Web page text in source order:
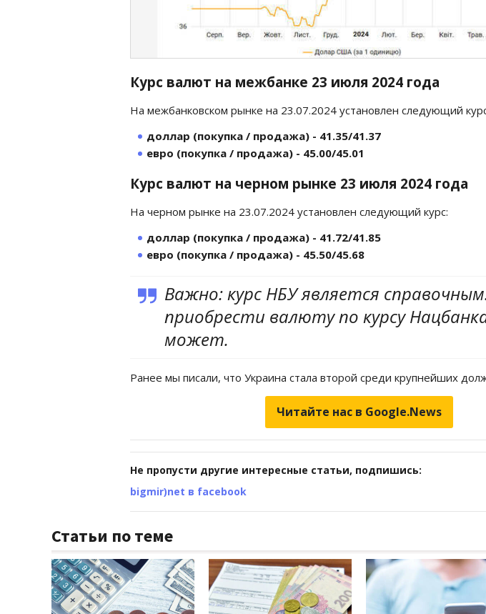
Курс валют на межбанке 23 июля 2024 года
На межбанковском рынке на 23.07.2024 установлен следующий
доллар (покупка / продажа) - 41.35/41.37
евро (покупка / продажа) - 45.00/45.01
Курс валют на черном рынке 23 июля 2024 года
На черном рынке на 23.07.2024 установлен следующий курс:
доллар (покупка / продажа) - 41.72/41.85
евро (покупка / продажа) - 45.50/45.68
Важно: курс НБУ является
приобрести валюту по курсу
может.
Ранее мы писали, что Украина стала второй среди крупнейших
Читайте нас в Google.News
Не пропусти другие интересные статьи, подпишись:
bigmir)net в facebook
Статьи по теме